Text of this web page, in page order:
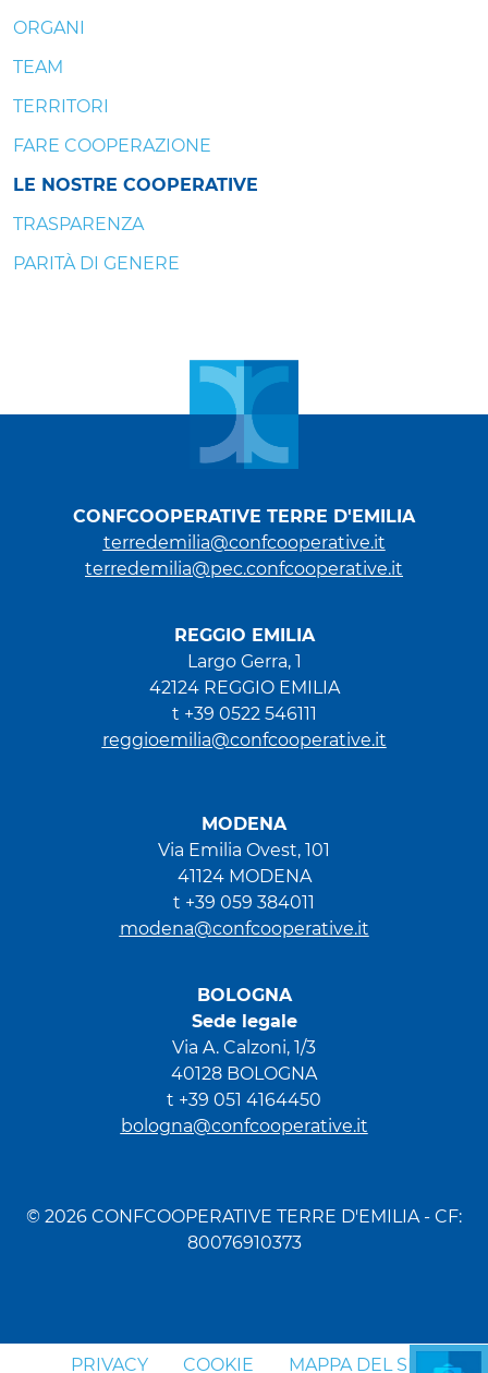
ORGANI
TEAM
TERRITORI
FARE COOPERAZIONE
LE NOSTRE COOPERATIVE
TRASPARENZA
PARITÀ DI GENERE
CONFCOOPERATIVE TERRE D'EMILIA
terredemilia@confcooperative.it
terredemilia@pec.confcooperative.it
REGGIO EMILIA
Largo Gerra, 1
42124 REGGIO EMILIA
t +39 0522 546111
reggioemilia@confcooperative.it
MODENA
Via Emilia Ovest, 101
41124 MODENA
t +39 059 384011
modena@confcooperative.it
BOLOGNA
Sede legale
Via A. Calzoni, 1/3
40128 BOLOGNA
t +39 051 4164450
bologna@confcooperative.it
© 2026 CONFCOOPERATIVE TERRE D'EMILIA - CF:
80076910373
PRIVACY COOKIE MAPPA DEL SITO